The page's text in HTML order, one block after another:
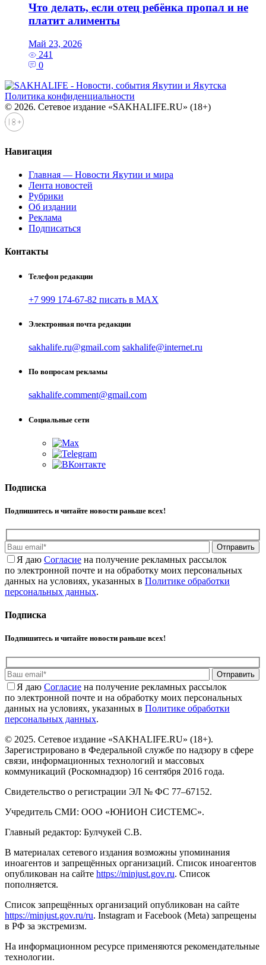
Что делать, если отец ребёнка пропал и не
платит алименты
Май 23, 2026
241
0
Политика конфиденциальности
© 2026. Сетевое издание «SAKHALIFE.RU» (18+)
Навигация
Главная — Новости Якутии и мира
Лента новостей
Рубрики
Об издании
Реклама
Подписаться
Контакты
Телефон редакции
+7 999 174-67-82 писать в MAX
Электронная почта редакции
sakhalife.ru@gmail.com sakhalife@internet.ru
По вопросам рекламы
sakhalife.comment@gmail.com
Социальные сети
Подписка
Подпишитесь и читайте новости раньше всех!
Отправить
Я даю Cогласие на получение рекламных рассылок
по электронной почте и на обработку моих персональных
данных на условиях, указанных в Политике обработки
персональных данных.
Подписка
Подпишитесь и читайте новости раньше всех!
Отправить
Я даю Cогласие на получение рекламных рассылок
по электронной почте и на обработку моих персональных
данных на условиях, указанных в Политике обработки
персональных данных.
© 2025. Сетевое издание «SAKHALIFE.RU» (18+).
Зарегистрировано в Федеральной службе по надзору в сфере
связи, информационных технологий и массовых
коммуникаций (Роскомнадзор) 16 сентября 2016 года.
Свидетельство о регистрации ЭЛ № ФС 77–67152.
Учредитель СМИ: ООО «ЮНИОН СИСТЕМС».
Главный редактор: Булчукей С.В.
В материалах сетевого издания возможны упоминания
иноагентов и запрещённых организаций. Список иноагентов
опубликован на сайте https://minjust.gov.ru. Список
пополняется.
Список запрещённых организаций опубликован на сайте
https://minjust.gov.ru/ru. Instagram и Facebook (Metа) запрещены
в РФ за экстремизм.
На информационном ресурсе применяются рекомендательные
технологии.